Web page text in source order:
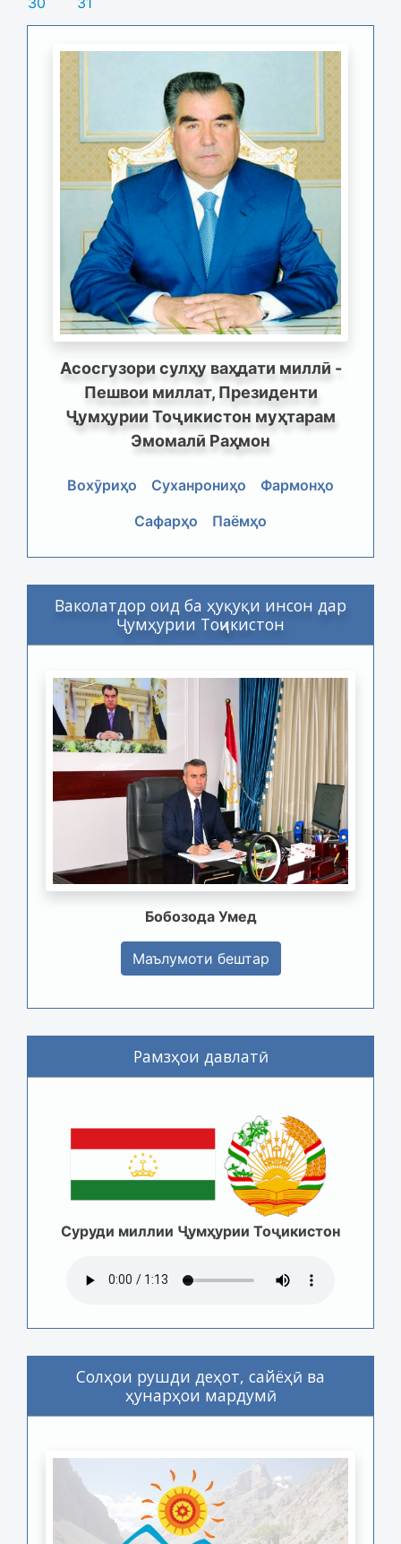
Асосгузори сулҳу ваҳдати миллӣ -
Пешвои миллат, Президенти
Ҷумҳурии Тоҷикистон муҳтарам
Эмомалӣ Раҳмон
Вохӯриҳо Суханрониҳо
Фармонҳо
Сафарҳо
Паёмҳо
Ваколатдор оид ба ҳуқуқи инсон дар
Ҷумҳурии Тоҷикистон
Бобозода Умед
Маълумоти бештар
Рамзҳои давлатӣ
Суруди миллии Ҷумҳурии Тоҷикистон
Солҳои рушди деҳот, сайёҳӣ ва
ҳунарҳои мардумӣ